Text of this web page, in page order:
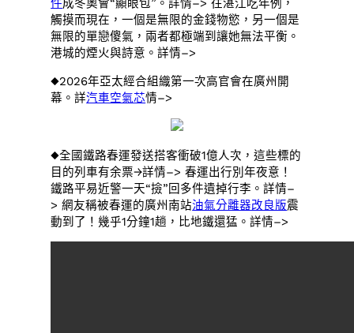
件成冬奧會“顯眼包”。詳情–> 往湛江吃年例，
觸摸而現在，一個是無限的金錢物慾，另一個是
無限的單戀傻氣，兩者都極端到讓她無法平衡。
港城的煙火與詩意。詳情–>
◆2026年亞太經合組織第一次高官會在廣州開
幕。詳汽車空氣芯情–>
◆全國鐵路春運發送搭客衝破1億人次，這些標的
目的列車有余票→詳情–> 春運出行別年夜意！
鐵路平易近警一天“撿”回多件遺掉行李。詳情–
> 網友稱被春運的廣州南站油氣分離器改良版震
動到了！幾乎1分鐘1趟，比地鐵還猛。詳情–>